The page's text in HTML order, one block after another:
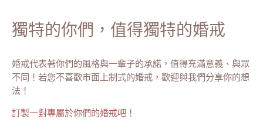
獨特的你們，值得獨特的婚戒
婚戒代表著你們的風格與一輩子的承諾，值得充滿意義、與眾
不同！若您不喜歡市面上制式的婚戒，歡迎與我們分享你的想
法！
訂製一對專屬於你們的婚戒吧！